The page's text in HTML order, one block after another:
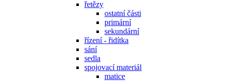
řetězy
ostatní části
primární
sekundární
řízení - řidítka
sání
sedla
spojovací materiál
matice